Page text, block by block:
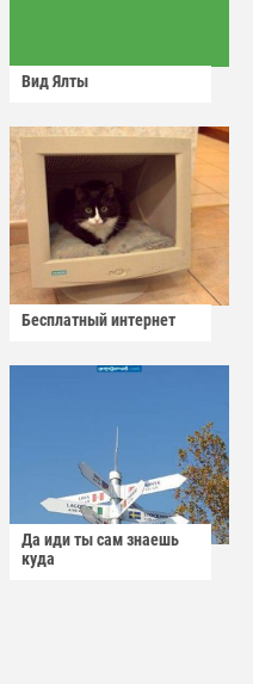
Вид Ялты
Бесплатный интернет
Да иди ты сам знаешь
куда